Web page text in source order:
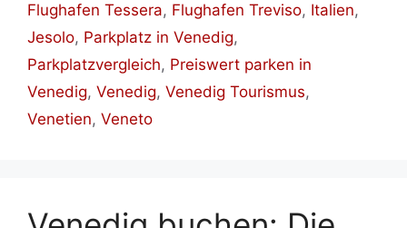
Flughafen Tessera, Flughafen Treviso, Italien,
Jesolo, Parkplatz in Venedig,
Parkplatzvergleich, Preiswert parken in
Venedig, Venedig, Venedig Tourismus,
Venetien, Veneto